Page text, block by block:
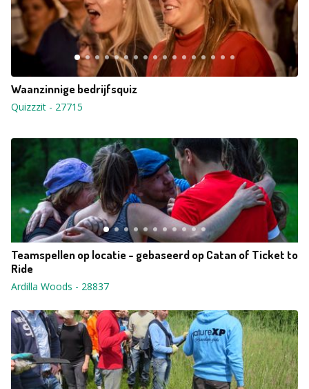
Waanzinnige bedrijfsquiz
Quizzzit - 27715
Teamspellen op locatie - gebaseerd op Catan of Ticket to
Ride
Ardilla Woods - 28837